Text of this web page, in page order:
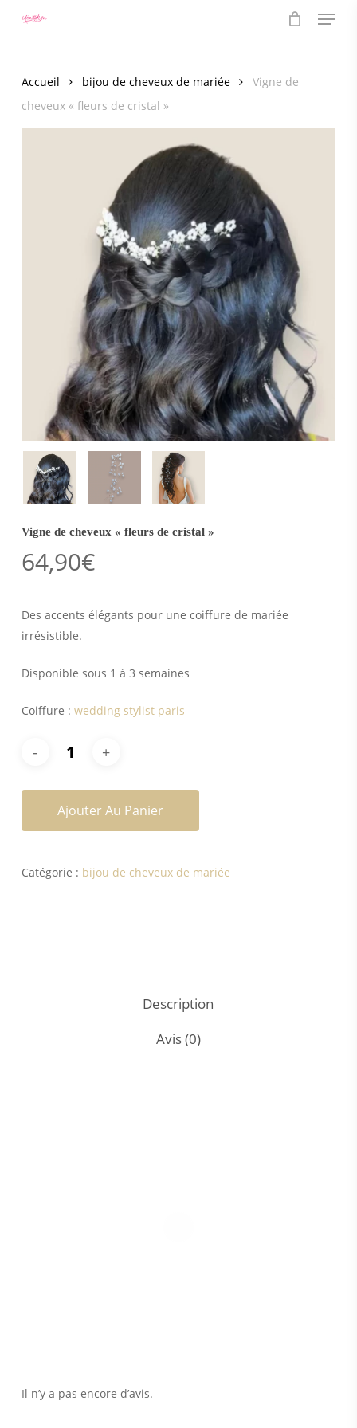
Menu
Accueil bijou de cheveux de mariée
Vigne de
cheveux « fleurs de cristal »
Vigne de cheveux « fleurs de cristal »
64,90€
Des accents élégants pour une coiffure de mariée
irrésistible.
Disponible sous 1 à 3 semaines
Coiffure : wedding stylist paris
Ajouter Au Panier
Catégorie : bijou de cheveux de mariée
Description
Avis (0)
Il n’y a pas encore d’avis.